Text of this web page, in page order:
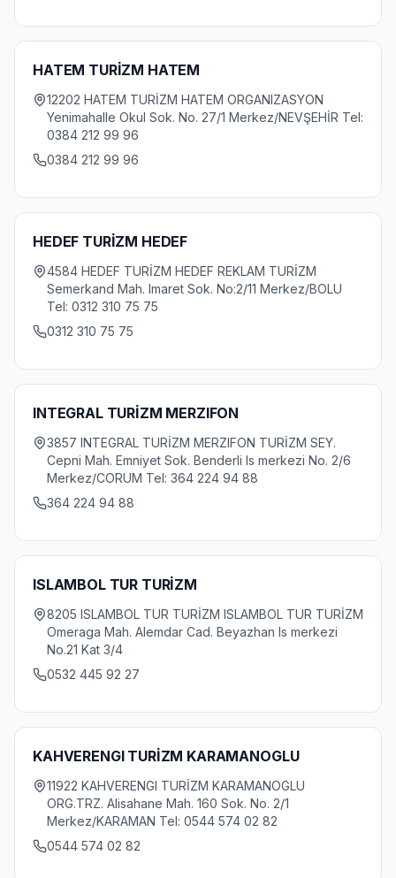
HATEM TURİZM HATEM
12202 HATEM TURİZM HATEM ORGANIZASYON
Yenimahalle Okul Sok. No. 27/1 Merkez/NEVŞEHİR Tel:
0384 212 99 96
0384 212 99 96
HEDEF TURİZM HEDEF
4584 HEDEF TURİZM HEDEF REKLAM TURİZM
Semerkand Mah. Imaret Sok. No:2/11 Merkez/BOLU
Tel: 0312 310 75 75
0312 310 75 75
INTEGRAL TURİZM MERZIFON
3857 INTEGRAL TURİZM MERZIFON TURİZM SEY.
Cepni Mah. Emniyet Sok. Benderli Is merkezi No. 2/6
Merkez/CORUM Tel: 364 224 94 88
364 224 94 88
ISLAMBOL TUR TURİZM
8205 ISLAMBOL TUR TURİZM ISLAMBOL TUR TURİZM
Omeraga Mah. Alemdar Cad. Beyazhan Is merkezi
No.21 Kat 3/4
0532 445 92 27
KAHVERENGI TURİZM KARAMANOGLU
11922 KAHVERENGI TURİZM KARAMANOGLU
ORG.TRZ. Alisahane Mah. 160 Sok. No. 2/1
Merkez/KARAMAN Tel: 0544 574 02 82
0544 574 02 82